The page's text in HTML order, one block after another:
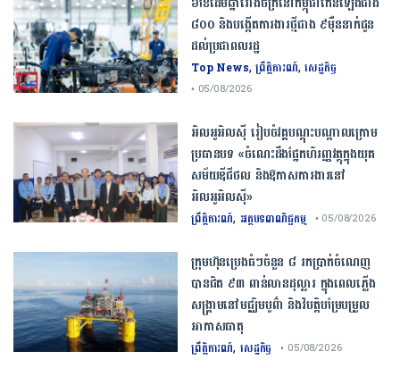
៨០០ និងបង្កើតការងារថ្មីជាង ៩ម៉ឺននាក់ជូន
ដល់ប្រជាពលរដ្ឋ
Top News,ព្រឹត្តិការណ៍,សេដ្ឋកិច្ច
• 05/08/2026
អិលអូអិលស៊ី រៀបចំវគ្គបណ្តុះបណ្តាលក្រោម
ប្រធានបទ «ចំណេះដឹងផ្នែកហិរញ្ញវត្ថុក្នុងយុគ
សម័យឌីជីថល និងឱកាសការងារនៅ
អិលអូអិលស៊ី»
ព្រឹត្តិការណ៍, អត្ថបទពាណិជ្ជកម្ម • 05/08/2026
ក្រុមហ៊ុនប្រេងធំៗចំនួន ៨ រកប្រាក់ចំណេញ
បានជិត ៩៣ ពាន់លានដុល្លារ ក្នុងពេលភ្លើង
សង្គ្រាមនៅមជ្ឈិមបូព៌ា និងវិបត្តិបម្រែបម្រួល
អាកាសធាតុ
ព្រឹត្តិការណ៍, សេដ្ឋកិច្ច • 05/08/2026